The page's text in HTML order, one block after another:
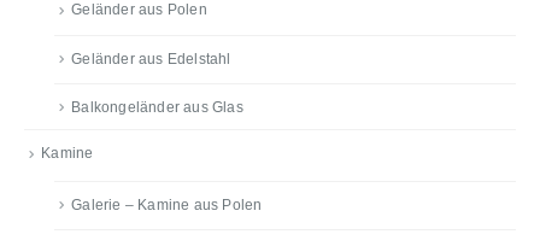
Geländer aus Polen
Geländer aus Edelstahl
Balkongeländer aus Glas
Kamine
Galerie – Kamine aus Polen